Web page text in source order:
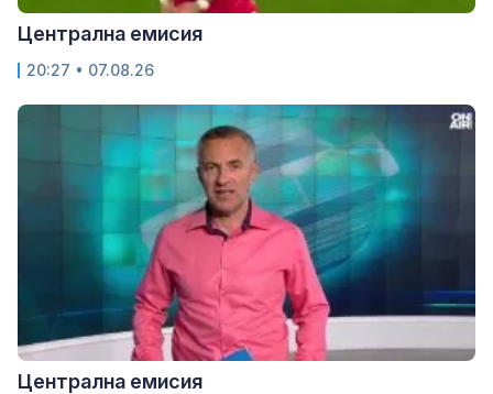
Централна емисия
20:27 • 07.08.26
Централна емисия